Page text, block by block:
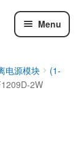
Menu
电源模块
(1-
2W